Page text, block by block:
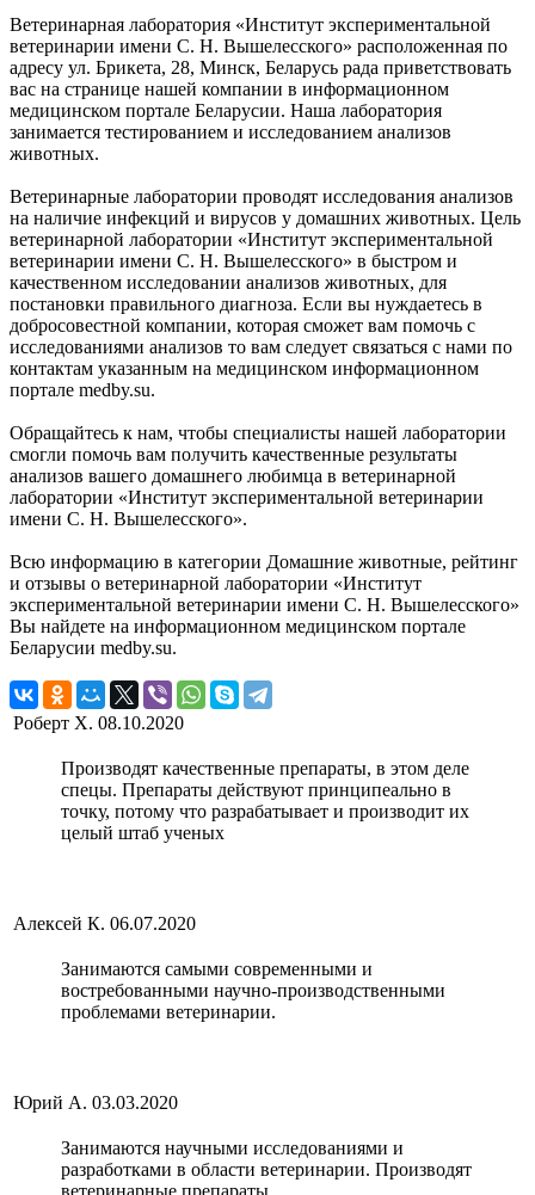
Ветеринарная лаборатория «Институт экспериментальной
ветеринарии имени С. Н. Вышелесского» расположенная по
адресу ул. Брикета, 28, Минск, Беларусь рада приветствовать
вас на странице нашей компании в информационном
медицинском портале Беларусии. Наша лаборатория
занимается тестированием и исследованием анализов
животных.
Ветеринарные лаборатории проводят исследования анализов
на наличие инфекций и вирусов у домашних животных. Цель
ветеринарной лаборатории «Институт экспериментальной
ветеринарии имени С. Н. Вышелесского» в быстром и
качественном исследовании анализов животных, для
постановки правильного диагноза. Если вы нуждаетесь в
добросовестной компании, которая сможет вам помочь с
исследованиями анализов то вам следует связаться с нами по
контактам указанным на медицинском информационном
портале medby.su.
Обращайтесь к нам, чтобы специалисты нашей лаборатории
смогли помочь вам получить качественные результаты
анализов вашего домашнего любимца в ветеринарной
лаборатории «Институт экспериментальной ветеринарии
имени С. Н. Вышелесского».
Всю информацию в категории Домашние животные, рейтинг
и отзывы о ветеринарной лаборатории «Институт
экспериментальной ветеринарии имени С. Н. Вышелесского»
Вы найдете на информационном медицинском портале
Беларусии medby.su.
Роберт Х. 08.10.2020
Производят качественные препараты, в этом деле
спецы. Препараты действуют принципеально в
точку, потому что разрабатывает и производит их
целый штаб ученых
Алексей К. 06.07.2020
Занимаются самыми современными и
востребованными научно-производственными
проблемами ветеринарии.
Юрий А. 03.03.2020
Занимаются научными исследованиями и
разработками в области ветеринарии. Производят